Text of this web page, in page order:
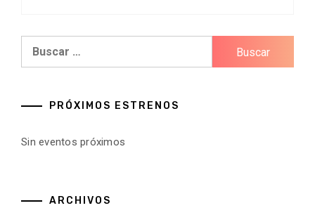
PRÓXIMOS ESTRENOS
Sin eventos próximos
ARCHIVOS